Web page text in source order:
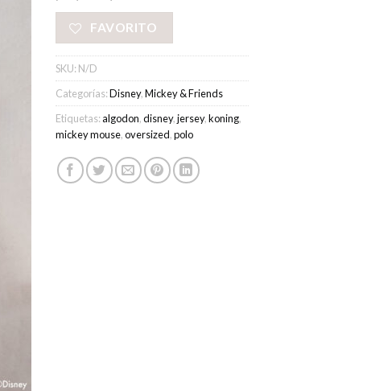
FAVORITO
SKU: N/D
Categorías:Disney,Mickey & Friends
Etiquetas:algodon,disney,jersey,koning,
mickey mouse,oversized,polo